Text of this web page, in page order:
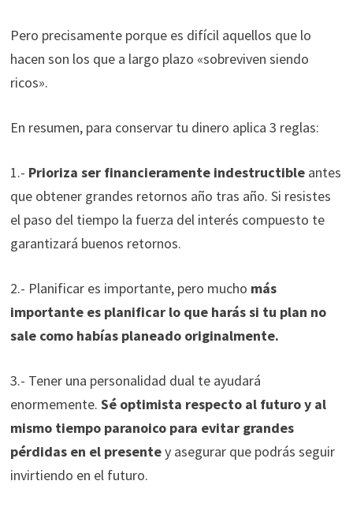
Pero precisamente porque es difícil aquellos que lo
hacen son los que a largo plazo «sobreviven siendo
ricos».
En resumen, para conservar tu dinero aplica 3 reglas:
1.- Prioriza ser financieramente indestructible antes
que obtener grandes retornos año tras año. Si resistes
el paso del tiempo la fuerza del interés compuesto te
garantizará buenos retornos.
2.- Planificar es importante, pero mucho más
importante es planificar lo que harás si tu plan no
sale como habías planeado originalmente.
3.- Tener una personalidad dual te ayudará
enormemente. Sé optimista respecto al futuro y al
mismo tiempo paranoico para evitar grandes
pérdidas en el presentey asegurar que podrás seguir
invirtiendo en el futuro.